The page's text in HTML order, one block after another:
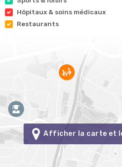
Hôpitaux & soins médicaux
Restaurants
Afficher la carte et